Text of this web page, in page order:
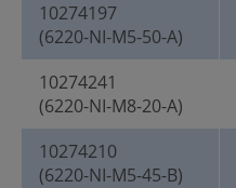
10274197
(6220-NI-M5-50-A)
10274241
(6220-NI-M8-20-A)
10274210
(6220-NI-M5-45-B)